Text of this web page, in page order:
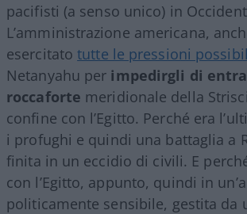
pacifisti (a senso unico) in
L’amministrazione americana,
esercitatotutte le pressioni
Netanyahu per impedirgli di
roccaforte meridionale della
confine con l’Egitto. Perché era
i profughi e quindi una battaglia a
finita in un eccidio di civili. E
con l’Egitto, appunto, quindi in
politicamente sensibile, gestita da